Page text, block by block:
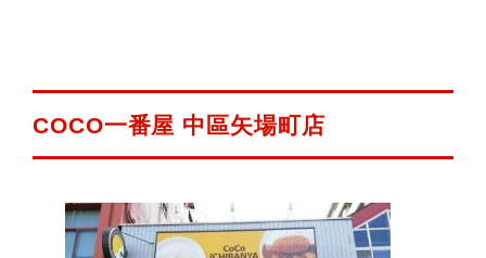
COCO一番屋 中區矢場町店